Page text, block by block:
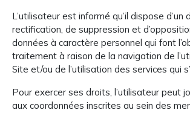
L’utilisateur est informé qu’il dispose d’un
rectification, de suppression et
données à caractère personnel qui font
traitement à raison de la navigation de
Site et/ou de l’utilisation des services qui
Pour exercer ses droits, l’utilisateur peut
aux coordonnées inscrites au sein des